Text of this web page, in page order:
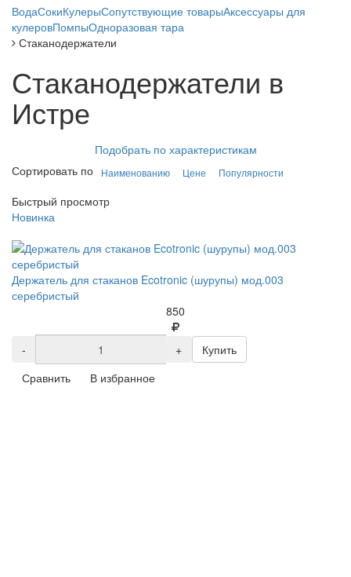
ВодаСокиКулерыСопутствующие товарыАксессуары для
кулеровПомпыОдноразовая тара
Стаканодержатели
Стаканодержатели в
Истре
Подобрать по характеристикам
Сортировать по
Наименованию Цене Популярности
Быстрый просмотр
Новинка
Держатель для стаканов Ecotronic (шурупы) мод.003
серебристый
850
- +
Купить
Сравнить
В избранное